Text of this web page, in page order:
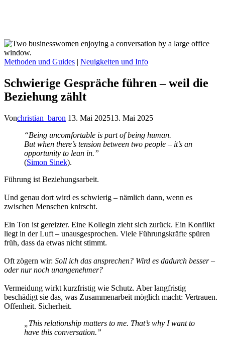
Methoden und Guides | Neuigkeiten und Info
Schwierige Gespräche führen – weil die
Beziehung zählt
Vonchristian_baron 13. Mai 202513. Mai 2025
“Being uncomfortable is part of being human.
But when there’s tension between two people – it’s an
opportunity to lean in.”
(Simon Sinek).
Führung ist Beziehungsarbeit.
Und genau dort wird es schwierig – nämlich dann, wenn es
zwischen Menschen knirscht.
Ein Ton ist gereizter. Eine Kollegin zieht sich zurück. Ein Konflikt
liegt in der Luft – unausgesprochen. Viele Führungskräfte spüren
früh, dass da etwas nicht stimmt.
Oft zögern wir: Soll ich das ansprechen? Wird es dadurch besser –
oder nur noch unangenehmer?
Vermeidung wirkt kurzfristig wie Schutz. Aber langfristig
beschädigt sie das, was Zusammenarbeit möglich macht: Vertrauen.
Offenheit. Sicherheit.
„This relationship matters to me. That’s why I want to
have this conversation.”